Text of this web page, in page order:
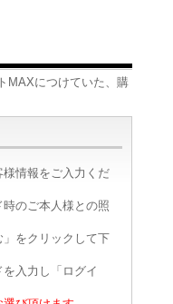
MAXにつけていた、購
情報をご入力くだ
のご本人様との照
をクリックして下
入力し「ログイ